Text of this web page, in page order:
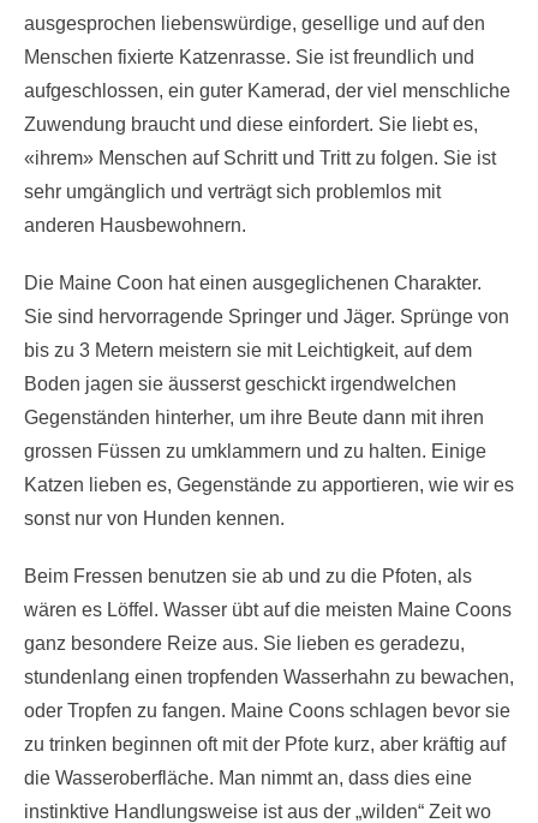
ausgesprochen liebenswürdige, gesellige und auf den
Menschen fixierte Katzenrasse. Sie ist freundlich und
aufgeschlossen, ein guter Kamerad, der viel menschliche
Zuwendung braucht und diese einfordert. Sie liebt es,
«ihrem» Menschen auf Schritt und Tritt zu folgen. Sie ist
sehr umgänglich und verträgt sich problemlos mit
anderen Hausbewohnern.
Die Maine Coon hat einen ausgeglichenen Charakter.
Sie sind hervorragende Springer und Jäger. Sprünge von
bis zu 3 Metern meistern sie mit Leichtigkeit, auf dem
Boden jagen sie äusserst geschickt irgendwelchen
Gegenständen hinterher, um ihre Beute dann mit ihren
grossen Füssen zu umklammern und zu halten. Einige
Katzen lieben es, Gegenstände zu apportieren, wie wir es
sonst nur von Hunden kennen.
Beim Fressen benutzen sie ab und zu die Pfoten, als
wären es Löffel. Wasser übt auf die meisten Maine Coons
ganz besondere Reize aus. Sie lieben es geradezu,
stundenlang einen tropfenden Wasserhahn zu bewachen,
oder Tropfen zu fangen. Maine Coons schlagen bevor sie
zu trinken beginnen oft mit der Pfote kurz, aber kräftig auf
die Wasseroberfläche. Man nimmt an, dass dies eine
instinktive Handlungsweise ist aus der „wilden“ Zeit wo